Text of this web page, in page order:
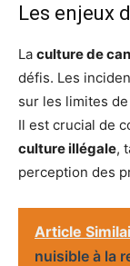
Les enjeux
La culture de
défis. Les
sur les limites
Il est crucial de
culture illégale,
perception des
Article
nuisible à la